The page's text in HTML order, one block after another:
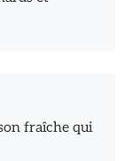
fraîche qui